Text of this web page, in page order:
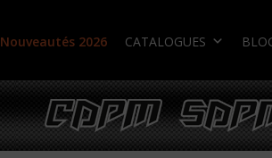
Nouveautés 2026 CATALOGUES